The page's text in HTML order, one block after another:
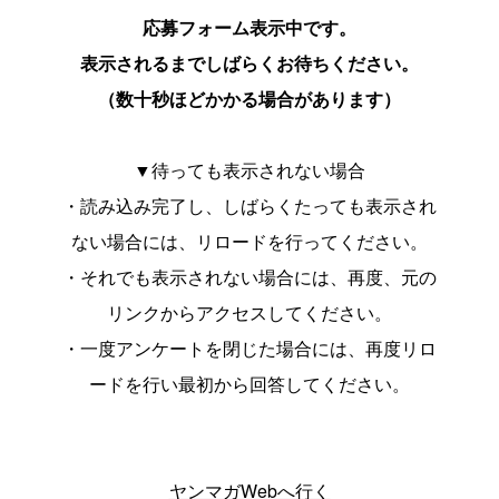
応募フォーム表示中です。
表示されるまでしばらくお待ちください。
（数十秒ほどかかる場合があります）
▼待っても表示されない場合
・読み込み完了し、しばらくたっても表示され
ない場合には、リロードを行ってください。
・それでも表示されない場合には、再度、元の
リンクからアクセスしてください。
・一度アンケートを閉じた場合には、再度リロ
ードを行い最初から回答してください。
ヤンマガWebへ行く